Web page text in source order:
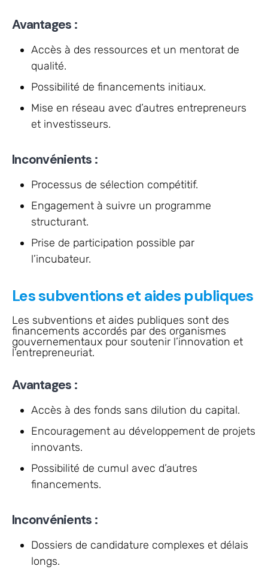
Avantages :
Accès à des ressources et un mentorat de
qualité.
Possibilité de financements initiaux.
Mise en réseau avec d’autres entrepreneurs
et investisseurs.
Inconvénients :
Processus de sélection compétitif.
Engagement à suivre un programme
structurant.
Prise de participation possible par
l’incubateur.
Les subventions et aides publiques
Les subventions et aides publiques sont des
financements accordés par des organismes
gouvernementaux pour soutenir l’innovation et
l’entrepreneuriat.
Avantages :
Accès à des fonds sans dilution du capital.
Encouragement au développement de projets
innovants.
Possibilité de cumul avec d’autres
financements.
Inconvénients :
Dossiers de candidature complexes et délais
longs.